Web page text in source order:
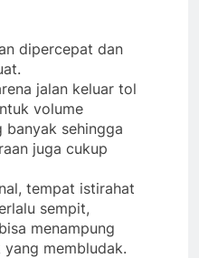
dipercepat dan
jalan keluar tol
volume
banyak sehingga
juga cukup
tempat istirahat
sempit,
menampung
membludak.